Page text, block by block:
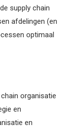
supply chain
afdelingen (en
optimaal
organisatie
en
en